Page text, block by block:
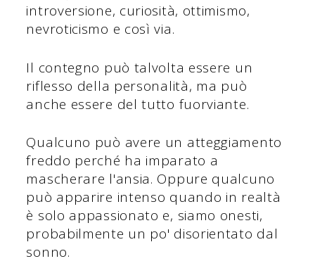
introversione, curiosità, ottimismo,
nevroticismo e così via.
Il contegno può talvolta essere un
riflesso della personalità, ma può
anche essere del tutto fuorviante.
Qualcuno può avere un atteggiamento
freddo perché ha imparato a
mascherare l'ansia. Oppure qualcuno
può apparire intenso quando in realtà
è solo appassionato e, siamo onesti,
probabilmente un po' disorientato dal
sonno.